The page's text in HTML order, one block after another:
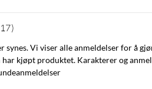
17)
synes. Vi viser alle anmeldelser for å
kjøpt produktet. Karakterer og